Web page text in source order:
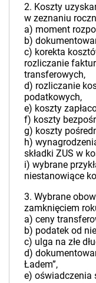
2. Koszty
w zeznaniu
a) moment
b)
c) korekta
rozliczanie
transferowych,
d) rozliczanie
podatkowych,
e) koszty
f) koszty
g) koszty
h)
składki ZUS w
i) wybrane
niestanowiące
3. Wybrane
zamknięciem
a) ceny
b) podatek od
c) ulga na złe
d)
Ładem”,
e) oświadczenia